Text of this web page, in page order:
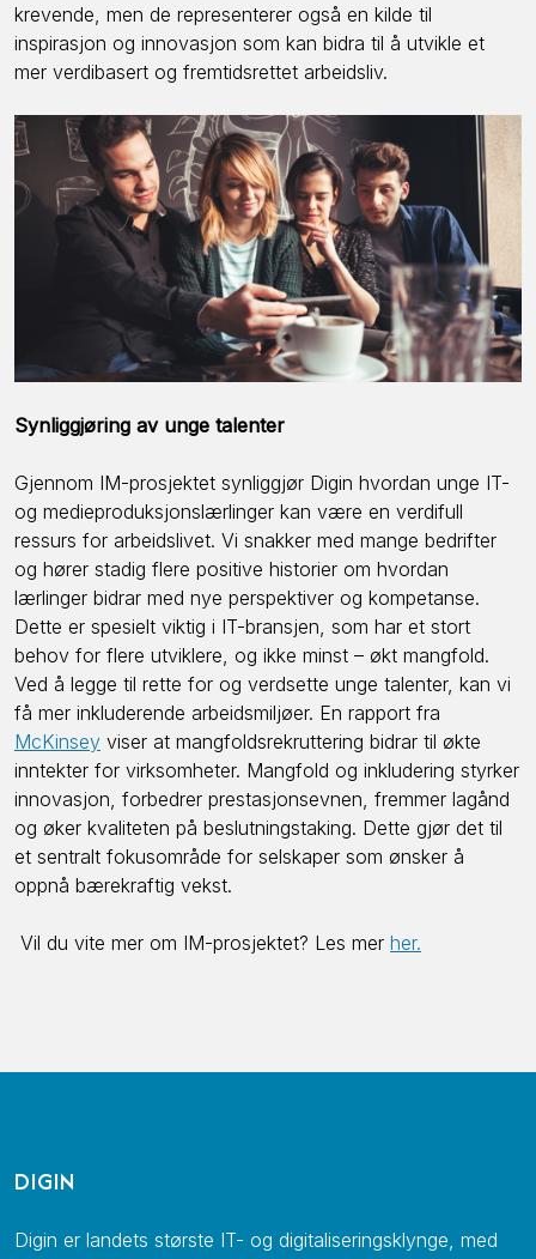
krevende, men de representerer også en kilde til
inspirasjon og innovasjon som kan bidra til å utvikle et
mer verdibasert og fremtidsrettet arbeidsliv.
Synliggjøring av unge talenter
Gjennom IM-prosjektet synliggjør Digin hvordan unge IT-
og medieproduksjonslærlinger kan være en verdifull
ressurs for arbeidslivet. Vi snakker med mange bedrifter
og hører stadig flere positive historier om hvordan
lærlinger bidrar med nye perspektiver og kompetanse.
Dette er spesielt viktig i IT-bransjen, som har et stort
behov for flere utviklere, og ikke minst – økt mangfold.
Ved å legge til rette for og verdsette unge talenter, kan vi
få mer inkluderende arbeidsmiljøer. En rapport fra
McKinsey viser at mangfoldsrekruttering bidrar til økte
inntekter for virksomheter. Mangfold og inkludering styrker
innovasjon, forbedrer prestasjonsevnen, fremmer lagånd
og øker kvaliteten på beslutningstaking. Dette gjør det til
et sentralt fokusområde for selskaper som ønsker å
oppnå bærekraftig vekst.
Vil du vite mer om IM-prosjektet? Les mer her.
DIGIN
Digin er landets største IT- og digitaliseringsklynge, med